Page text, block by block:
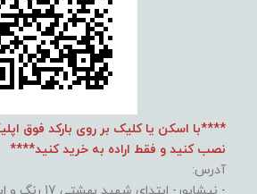
****با اسکن یا کلیک بر روی بارکد فوق
نصب کنید و فقط اراده به خرید کنید****
آدرس: